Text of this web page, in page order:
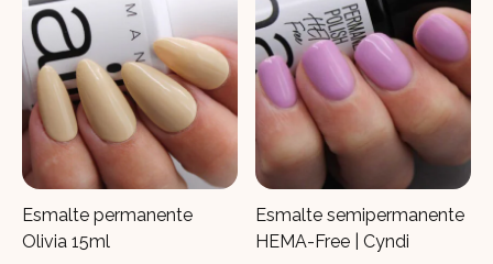
Esmalte permanente
Olivia 15ml
Esmalte semipermanente
HEMA-Free | Cyndi